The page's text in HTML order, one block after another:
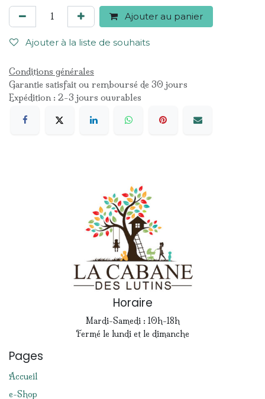
Ajouter au panier
Ajouter à la liste de souhaits
Conditions générales
Garantie satisfait ou remboursé de 30 jours
Expédition : 2-3 jours ouvrables
Horaire
Mardi-Samedi : 10h-18h
Fermé le lundi et le dimanche
Pages
Accueil
e-Shop